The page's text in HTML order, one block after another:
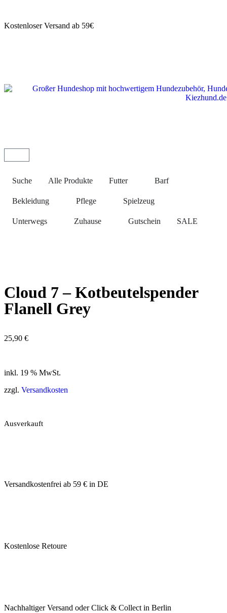
Kostenloser Versand ab 59€
Suche Alle Produkte Futter Barf
Bekleidung Pflege Spielzeug
Unterwegs Zuhause Gutschein SALE
Cloud 7 – Kotbeutelspender
Flanell Grey
25,90 €
inkl. 19 % MwSt.
zzgl. Versandkosten
Ausverkauft
Versandkostenfrei ab 59 € in DE
Kostenlose Retoure
Nachhaltiger Versand oder Click & Collect in Berlin